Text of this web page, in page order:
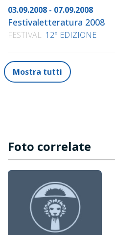
03.09.2008 - 07.09.2008
Festivaletteratura 2008
FESTIVAL 12° EDIZIONE
Mostra tutti
Foto correlate